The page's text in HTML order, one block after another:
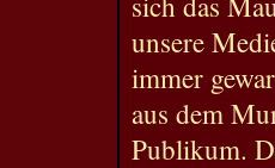
unsere
immer
aus dem
Publikum.